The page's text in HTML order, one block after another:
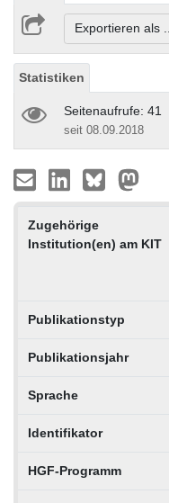
Exportieren
Statistiken
Seitenaufrufe: 41
seit 08.09.2018
Zugehörige
Institution(en) am KIT
Publikationstyp
Publikationsjahr
Sprache
Identifikator
HGF-Programm